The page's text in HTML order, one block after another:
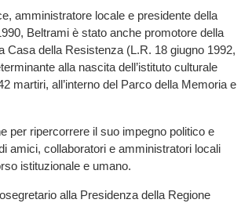
amministratore locale e presidente della
Beltrami è stato anche promotore della
Casa della Resistenza (L.R. 18 giugno 1992,
alla nascita dell’istituto culturale
martiri, all’interno del Parco della Memoria e
per ripercorrere il suo impegno politico e
amici, collaboratori e amministratori locali
istituzionale e umano.
alla Presidenza della Regione